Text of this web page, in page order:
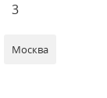
3
Москва